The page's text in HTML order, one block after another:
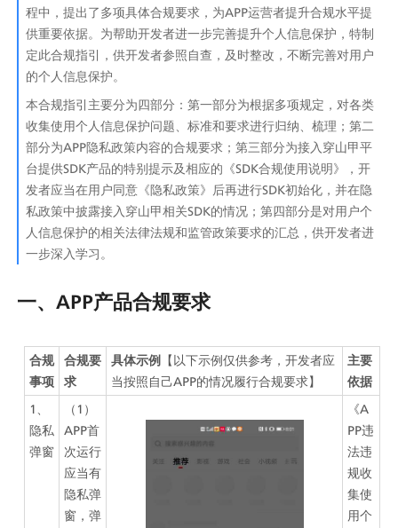
程中，提出了多项具体合规要求，为APP运营者提升合规水平提
供重要依据。为帮助开发者进一步完善提升个人信息保护，特制
定此合规指引，供开发者参照自查，及时整改，不断完善对用户
的个人信息保护。
本合规指引主要分为四部分：第一部分为根据多项规定，对各类
收集使用个人信息保护问题、标准和要求进行归纳、梳理；第二
部分为APP隐私政策内容的合规要求；第三部分为接入穿山甲平
台提供SDK产品的特别提示及相应的《SDK合规使用说明》，开
发者应当在用户同意《隐私政策》后再进行SDK初始化，并在隐
私政策中披露接入穿山甲相关SDK的情况；第四部分是对用户个
人信息保护的相关法律法规和监管政策要求的汇总，供开发者进
一步深入学习。
一、APP产品合规要求
合规
事项
合规要
求
具体示例 【以下示例仅供参考，开发者应
当按照自己APP的情况履行合规要求】
主要
依据
1、
隐私
弹窗
（1）
APP首
次运行
应当有
隐私弹
窗，弹
《A
PP违
法违
规收
集使
用个